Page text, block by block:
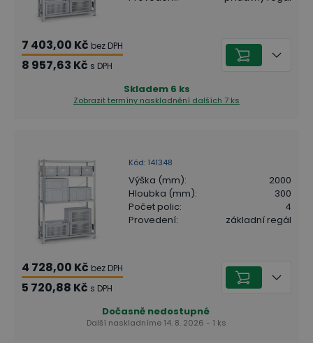
7 403,00 Kč bez DPH
8 957,63 Kč s DPH
Skladem 6 ks
Zobrazit termíny naskladnění dalších 7 ks
Kód: 141348
Výška (mm):
2000
Hloubka (mm):
300
Počet polic:
4
Provedení: základní regál
4 728,00 Kč bez DPH
5 720,88 Kč s DPH
Dočasně nedostupné
Další naskladníme 14. 8. 2026 - 1 ks